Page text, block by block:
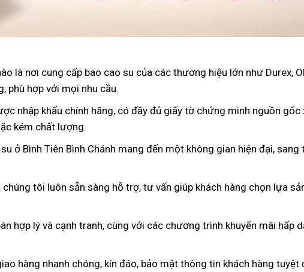
là nơi cung cấp bao cao su của các thương hiệu lớn như Durex,
phù hợp với mọi nhu cầu.
nhập khẩu chính hãng, có đầy đủ giấy tờ chứng minh nguồn gốc
kém chất lượng.
ở Bình Tiên Bình Chánh mang đến một không gian hiện đại,
chúng tôi luôn sẵn sàng hỗ trợ, tư vấn giúp khách hàng chọn lựa
hợp lý và cạnh tranh, cùng với các chương trình khuyến mãi hấp
hàng nhanh chóng, kín đáo, bảo mật thông tin khách hàng tuyệt